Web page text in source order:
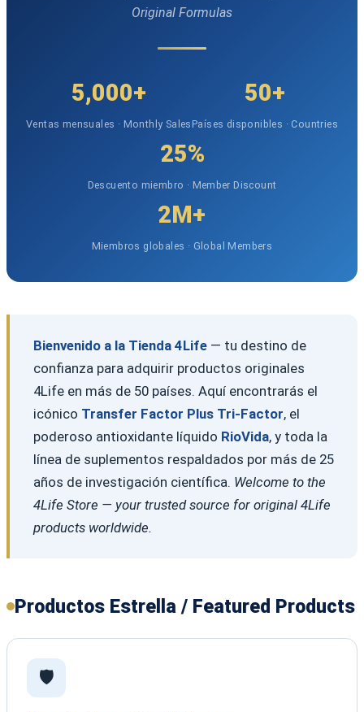
Original Formulas
5,000+
Ventas mensuales · Monthly Sales
50+
Países disponibles · Countries
25%
Descuento miembro · Member Discount
2M+
Miembros globales · Global Members
Bienvenido a la Tienda 4Life— tu destino de
confianza para adquirir productos originales
4Life en más de 50 países. Aquí encontrarás el
icónico Transfer Factor Plus Tri-Factor, el
poderoso antioxidante líquido RioVida, y toda la
línea de suplementos respaldados por más de 25
años de investigación científica. Welcome to the
4Life Store — your trusted source for original 4Life
products worldwide.
Productos Estrella / Featured Products
🛡️